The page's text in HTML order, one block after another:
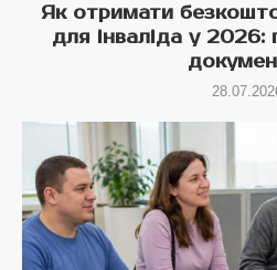
Як отримати
для інваліда у 2026: